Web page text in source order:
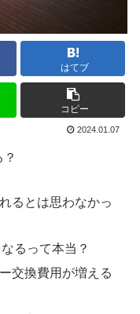
はてブ
コピー
2024.01.07
るとは思わなかっ
るって本当？
交換費用が増える